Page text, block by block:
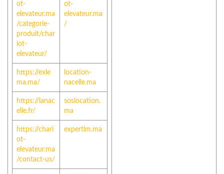
ot-
elevateur.ma
/categorie-
produit/char
iot-
elevateur/
ot-
elevateur.ma
/
https://exle
ma.ma/
location-
nacelle.ma
https://lanac
elle.fr/
soslocation.
ma
https://chari
ot-
elevateur.ma
/contact-us/
expertlm.ma